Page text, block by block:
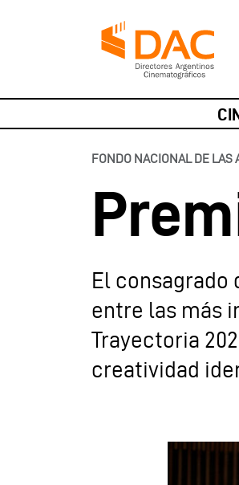
FONDO NACIONAL DE LAS
El consagrado
entre las más
Trayectoria
creatividad